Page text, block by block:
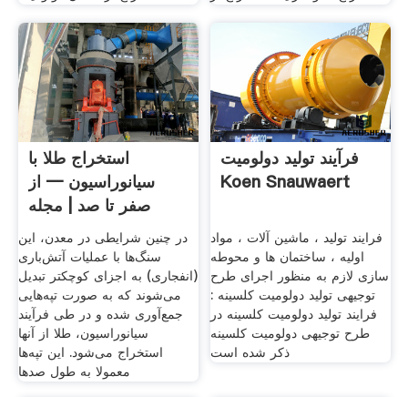
استخراج طلا با
سیانوراسیون — از
صفر تا صد | مجله
فرادرس
در چنین شرایطی در معدن،‌ این
سنگ‌ها با عملیات آتش‌باری
(انفجاری) به اجزای کوچکتر تبدیل
می‌شوند که به صورت تپه‌هایی
جمع‌آوری شده و در طی فرآیند
سیانوراسیون، طلا از آنها
استخراج می‌شود. این تپه‌ها
معمولا به طول صدها
فرآیند تولید دولومیت
Koen Snauwaert
فرایند تولید ، ماشین آلات ، مواد
اولیه ، ساختمان ها و محوطه
سازی لازم به منظور اجرای طرح
توجیهی تولید دولومیت کلسینه :
فرایند تولید دولومیت کلسینه در
طرح توجیهی دولومیت کلسینه
ذکر شده است